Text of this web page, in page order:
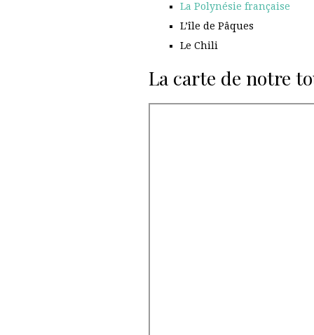
La Polynésie française
L’île de Pâques
Le Chili
La carte de notre